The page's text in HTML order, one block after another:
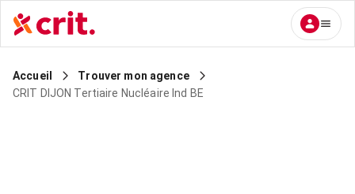
Accueil
Trouver mon agence
CRIT DIJON Tertiaire Nucléaire Ind BE